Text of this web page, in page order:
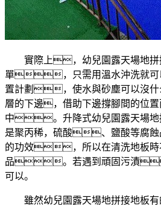
實際上，幼兒園露天場地拼
單，只需用溫水沖洗就可
置計劃，使水與砂塵可以沒什
層的下邊，借助下邊撐腳間的位
中。升降式幼兒園露天場地
是聚丙稀，硫酸、鹽酸等腐蝕
的功效，所以在清洗地板時
品。若遇到頑固污漬
可以。
雖然幼兒園露天場地拼接地板